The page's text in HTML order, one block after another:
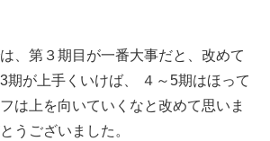
、第３期目が一番大事だと、改めて
期が上手くいけば、 ４～5期はほって
は上を向いていくなと改めて思いま
うございました。